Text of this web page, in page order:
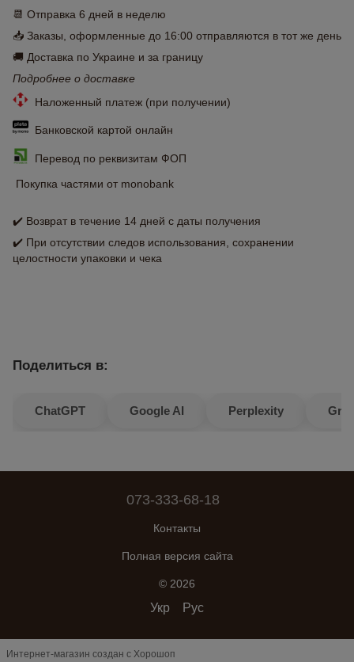
📆 Отправка 6 дней в неделю
📥 Заказы, оформленные до 16:00 отправляются в тот же день
🚚 Доставка по Украине и за границу
Подробнее о доставке
Наложенный платеж (при получении)
Банковской картой онлайн
Перевод по реквизитам ФОП
Покупка частями от monobank
✔️ Возврат в течение 14 дней с даты получения
✔️ При отсутствии следов использования, сохранении
целостности упаковки и чека
Поделиться в:
ChatGPT Google AI Perplexity
073-333-68-18
Контакты
Полная версия сайта
© 2026
Укр Рус
Интернет-магазин создан с Хорошоп